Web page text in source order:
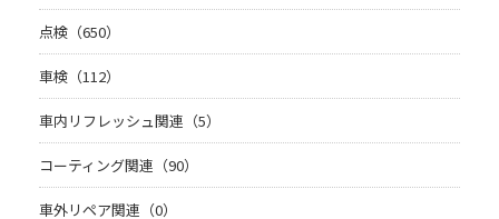
点検（650）
車検（112）
車内リフレッシュ関連（5）
コーティング関連（90）
車外リペア関連（0）